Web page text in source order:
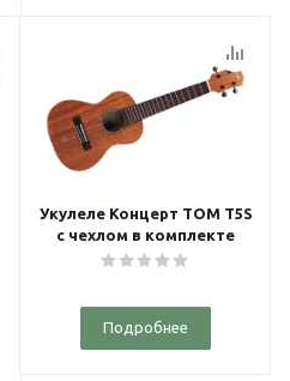
Укулеле Концерт TOM T5S
с чехлом в комплекте
Подробнее